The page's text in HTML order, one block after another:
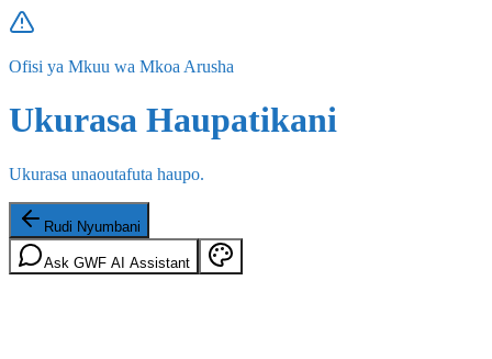
Ofisi ya Mkuu wa Mkoa Arusha
Ukurasa Haupatikani
Ukurasa unaoutafuta haupo.
Rudi Nyumbani
Ask GWF AI Assistant